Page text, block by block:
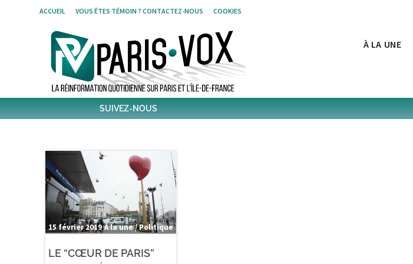
ACCUEIL VOUS ÊTES TÉMOIN ? CONTACTEZ-NOUS COOKIES
À LA UNE
SUIVEZ-NOUS
6,486
15 février 2019 À la une / Politique
LE “CŒUR DE PARIS”